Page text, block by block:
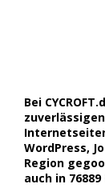
Bei
WordPress,
Region
auch in